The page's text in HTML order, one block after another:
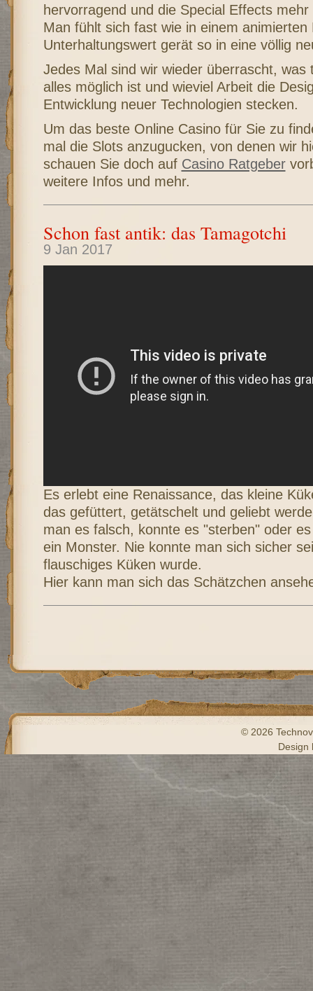
hervorragend und die Special Effects
Man fühlt sich fast wie in einem animierten
Unterhaltungswert gerät so in eine völlig
Jedes Mal sind wir wieder überrascht, was
alles möglich ist und wieviel Arbeit die
Entwicklung neuer Technologien stecken.
Um das beste Online Casino für Sie zu
mal die Slots anzugucken, von denen wir
schauen Sie doch auf Casino Ratgeber
weitere Infos und mehr.
Schon fast antik: das Tamagotchi
9 Jan 2017
Es erlebt eine Renaissance, das kleine
das gefüttert, getätschelt und geliebt
man es falsch, konnte es "sterben" oder
ein Monster. Nie konnte man sich sicher
flauschiges Küken wurde.
Hier kann man sich das Schätzchen
© 2026